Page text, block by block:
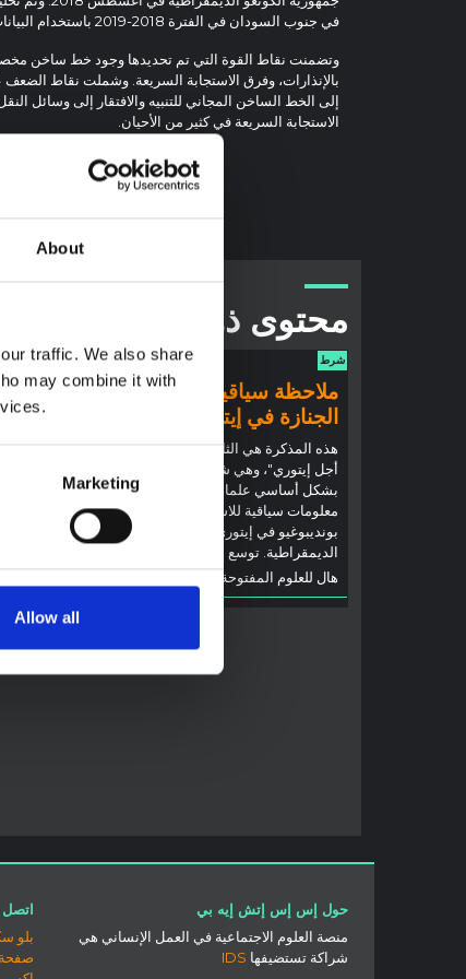
About
traffic. We also share
may combine it with
Marketing
Allow all
في جنوب السودان في الفترة 2018-2019 باستخدام البيانات الكمية والنوعية.
وتضمنت نقاط القوة التي تم تحديدها وجود خط ساخن مخصص
بالإنذارات، وفرق الاستجابة السريعة. وشملت نقاط
إلى الخط الساخن المجاني للتنبيه والافتقار إلى وسائل
الاستجابة السريعة في كثير من الأحيان.
محتوى ذو صلة
شرط
ملاحظة سياقية: ممارسات
الجنازة في إيتوري
هذه المذكرة هي الثانية التي ينتجها "التجمع من
أجل إيتوري"، وهي شبكة غير رسمية يقودها
بشكل أساسي علماء اجتماعيون يقدمون
معلومات سياقية للاستجابة لتفشي إيبولا
بونديبوغيو في إيتوري، شرق جمهورية الكونغو
الديمقراطية. توسع هذه المذكرة في ...
هال للعلوم المفتوحة
شرط
(2026)
حول إس إس إتش إيه بي
منصة العلوم الاجتماعية في العمل الإنساني هي
شراكة تستضيفها IDS
اتصل
بلو
صفحة